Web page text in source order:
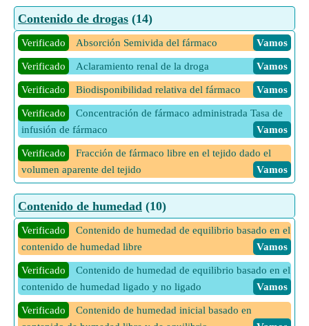
Verificado
Constante de velocidad catalítica dada Constante
de velocidad de disociación
Vamos
de velocidad inversa y directa
Vamos
Verificado
Constante de velocidad dada la velocidad inicial
y la concentración del complejo de sustrato enzimático
Vamos
Verificado
Constante de velocidad dada la velocidad
máxima y la concentración inicial de enzima
Vamos
Verificado
Constante de velocidad de disociación dada
Constante de velocidad catalítica
Verificado
Constante de velocidad de disociación dada la
concentración de enzima y sustrato
Vamos
Verificado
Constante de velocidad directa dada Constante de
velocidad inversa y catalítica
Vamos
Verificado
Constante de velocidad directa en el mecanismo
Contenido de drogas (14)
Verificado Absorción Semivida del fármaco Vamos
Verificado Aclaramiento renal de la droga Vamos
Verificado Biodisponibilidad relativa del fármaco Vamos
Verificado
Concentración de fármaco administrada Tasa de
infusión de fármaco
Vamos
Verificado
Fracción de fármaco libre en el tejido dado el
volumen aparente del tejido
Vamos
Verificado
Pureza del fármaco dada Dosis administrativa y
dosis efectiva
Verificado
Pureza del fármaco dada Tasa de administración e
intervalo de dosificación
Vamos
Verificado Tasa de fármaco que ingresa al cuerpo Vamos
Verificado Tasa de filtración de drogas Vamos
Verificado Vamos
Contenido de humedad (10)
Verificado
Contenido de humedad de equilibrio basado en el
contenido de humedad libre
Vamos
Verificado
Contenido de humedad de equilibrio basado en el
contenido de humedad ligado y no ligado
Vamos
Verificado
Contenido de humedad inicial basado en